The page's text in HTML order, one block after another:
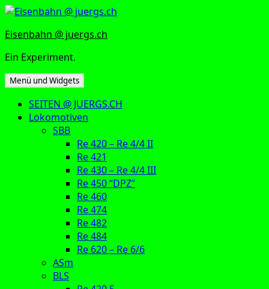
Zum
springen
Eisenbahn @ juergs.ch
Ein Experiment.
Menü und Widgets
SEITEN @ JUERGS.CH
Lokomotiven
SBB
Re 420 – Re 4/4 II
Re 421
Re 430 – Re 4/4 III
Re 450 “DPZ”
Re 460
Re 474
Re 482
Re 484
Re 620 – Re 6/6
ASm
BLS